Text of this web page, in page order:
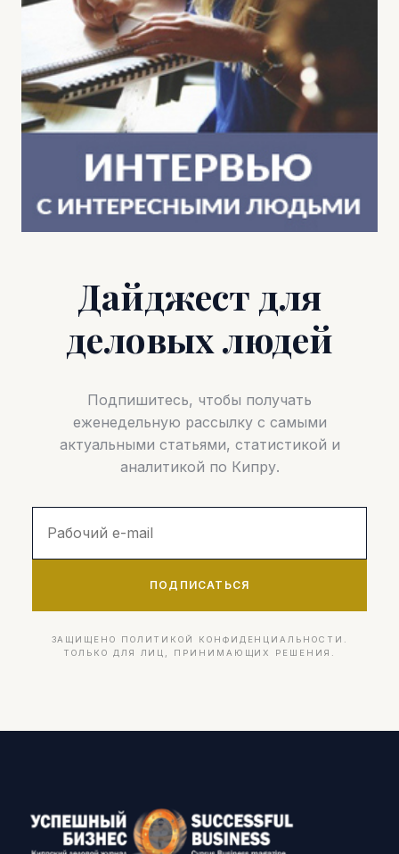
Дайджест для
деловых людей
Подпишитесь, чтобы получать
еженедельную рассылку с самыми
актуальными статьями, статистикой и
аналитикой по Кипру.
ПОДПИСАТЬСЯ
ЗАЩИЩЕНО ПОЛИТИКОЙ КОНФИДЕНЦИАЛЬНОСТИ.
ТОЛЬКО ДЛЯ ЛИЦ, ПРИНИМАЮЩИХ РЕШЕНИЯ.